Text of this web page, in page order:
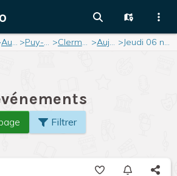
Auvergne > Puy-de-Dôme > Clermont-Ferrand > Aujourd'hui > Jeudi 06 novembre 2025
Filtrer